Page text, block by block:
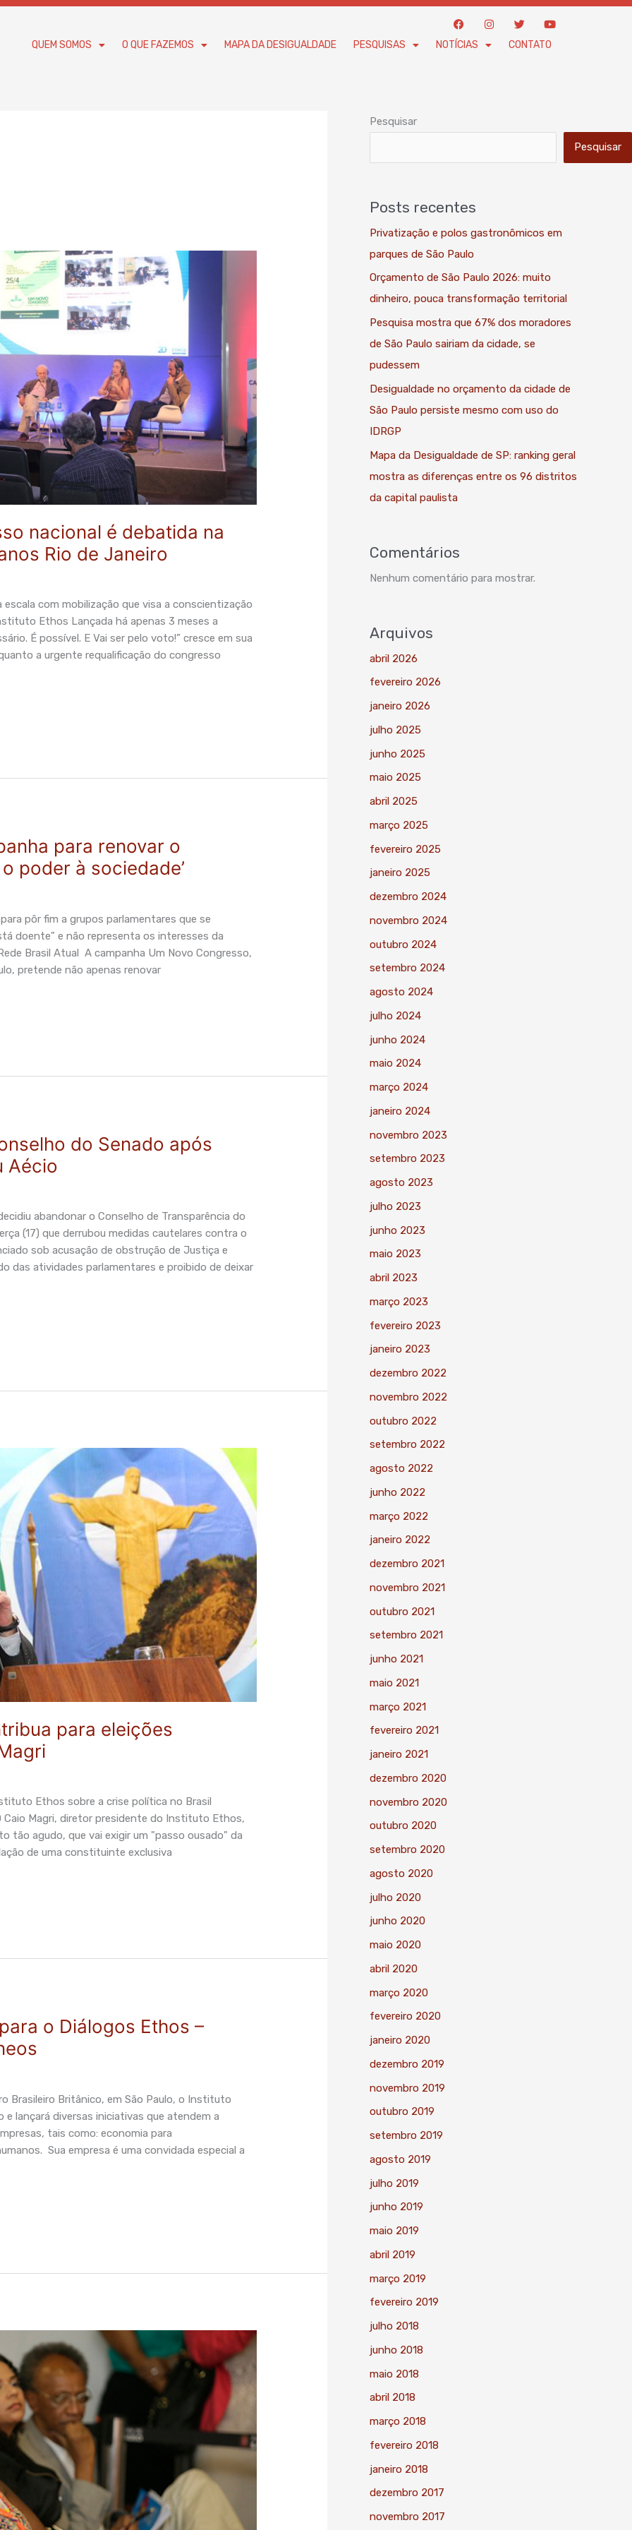
F
a
c
e
I
n
t
T
w
i
t
Y
o
u
t
QUEM SOMOS O QUE FAZEMOS MAPA DA DESIGUALDADE PESQUISAS NOTÍCIAS CONTATO
nacional é debatida na
Rio de Janeiro
com mobilização que visa a conscientização
Ethos Lançada há apenas 3 meses a
É possível. E Vai ser pelo voto!” cresce em sua
a urgente requalificação do congresso
para renovar o
poder à sociedade’
pôr fim a grupos parlamentares que se
doente" e não representa os interesses da
Brasil Atual A campanha Um Novo Congresso,
pretende não apenas renovar
do Senado após
Aécio
abandonar o Conselho de Transparência do
(17) que derrubou medidas cautelares contra o
sob acusação de obstrução de Justiça e
das atividades parlamentares e proibido de deixar
para eleições
Ethos sobre a crise política no Brasil
Caio Magri, diretor presidente do Instituto Ethos,
tão agudo, que vai exigir um "passo ousado" da
de uma constituinte exclusiva
o Diálogos Ethos –
Brasileiro Britânico, em São Paulo, o Instituto
lançará diversas iniciativas que atendem a
tais como: economia para
Sua empresa é uma convidada especial a
Pesquisar
Pesquisar
Posts recentes
Privatização e polos gastronômicos em
parques de São Paulo
Orçamento de São Paulo 2026: muito
dinheiro, pouca transformação territorial
Pesquisa mostra que 67% dos moradores
de São Paulo sairiam da cidade, se
pudessem
Desigualdade no orçamento da cidade de
São Paulo persiste mesmo com uso do
IDRGP
Mapa da Desigualdade de SP: ranking geral
mostra as diferenças entre os 96 distritos
da capital paulista
Comentários
Nenhum comentário para mostrar.
Arquivos
abril 2026
fevereiro 2026
janeiro 2026
julho 2025
junho 2025
maio 2025
abril 2025
março 2025
fevereiro 2025
janeiro 2025
dezembro 2024
novembro 2024
outubro 2024
setembro 2024
agosto 2024
julho 2024
junho 2024
maio 2024
março 2024
janeiro 2024
novembro 2023
setembro 2023
agosto 2023
julho 2023
junho 2023
maio 2023
abril 2023
março 2023
fevereiro 2023
janeiro 2023
dezembro 2022
novembro 2022
outubro 2022
setembro 2022
agosto 2022
junho 2022
março 2022
janeiro 2022
dezembro 2021
novembro 2021
outubro 2021
setembro 2021
junho 2021
maio 2021
março 2021
fevereiro 2021
janeiro 2021
dezembro 2020
novembro 2020
outubro 2020
setembro 2020
agosto 2020
julho 2020
junho 2020
maio 2020
abril 2020
março 2020
fevereiro 2020
janeiro 2020
dezembro 2019
novembro 2019
outubro 2019
setembro 2019
agosto 2019
julho 2019
junho 2019
maio 2019
abril 2019
março 2019
fevereiro 2019
julho 2018
junho 2018
maio 2018
abril 2018
março 2018
fevereiro 2018
janeiro 2018
dezembro 2017
novembro 2017